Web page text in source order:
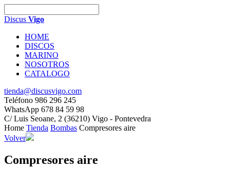
Discus Vigo
HOME
DISCOS
MARINO
NOSOTROS
CATALOGO
tienda@discusvigo.com
Teléfono 986 296 245
WhatsApp 678 84 59 98
C/ Luis Seoane, 2 (36210) Vigo - Pontevedra
Home Tienda Bombas Compresores aire
Volver
Compresores aire